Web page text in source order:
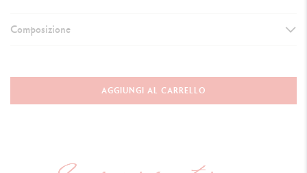
Composizione
MECHANICAL PENCIL BODY
AGGIUNGI AL CARRELLO